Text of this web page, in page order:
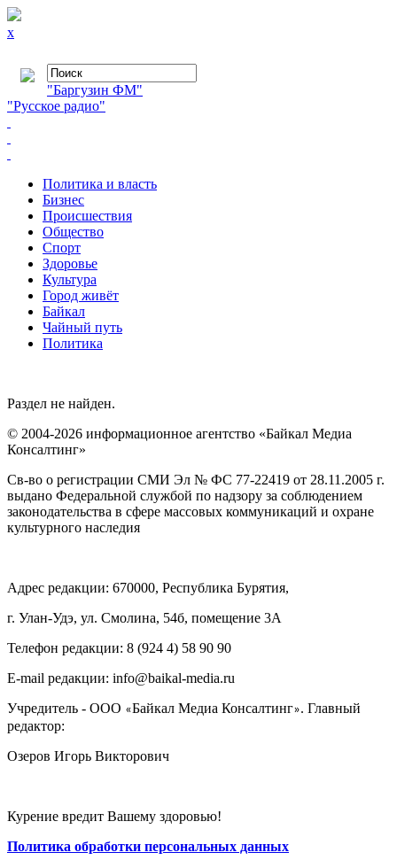
x
"Баргузин ФМ"
"Русское радио"
Политика и власть
Бизнес
Происшествия
Общество
Cпорт
Здоровье
Культура
Город живёт
Байкал
Чайный путь
Политика
Раздел не найден.
© 2004-2026 информационное агентство «Байкал Медиа
Консалтинг»
Св-во о регистрации СМИ Эл № ФС 77-22419 от 28.11.2005 г.
выдано Федеральной службой по надзору за соблюдением
законодательства в сфере массовых коммуникаций и охране
культурного наследия
Адрес редакции: 670000, Республика Бурятия,
г. Улан-Удэ, ул. Смолина, 54б, помещение 3А
Телефон редакции: ‎‎8 (924 4) 58 90 90
E-mail редакции: info@baikal-media.ru
Учредитель - ООО «Байкал Медиа Консалтинг». Главный
редактор:
Озеров Игорь Викторович
Курение вредит Вашему здоровью!
Политика обработки персональных данных